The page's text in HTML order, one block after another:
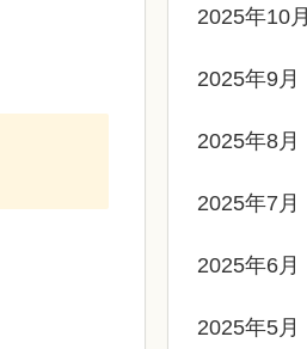
2025年10月
2025年9月
2025年8月
2025年7月
2025年6月
2025年5月